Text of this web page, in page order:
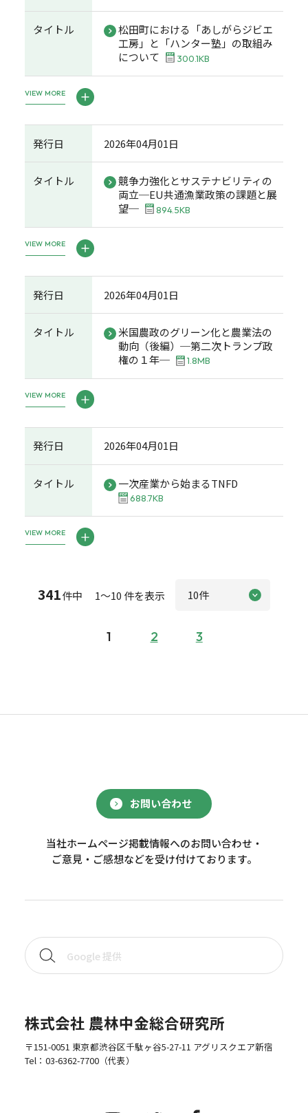
タイトル
松田町における「あしがらジビエ
工房」と「ハンター塾」の取組み
について
300.1KB
VIEW MORE
発行日 2026年04月01日
タイトル
競争力強化とサステナビリティの
両立─EU共通漁業政策の課題と展
望─
894.5KB
VIEW MORE
発行日 2026年04月01日
タイトル
米国農政のグリーン化と農業法の
動向（後編）─第二次トランプ政
権の１年─
1.8MB
VIEW MORE
発行日 2026年04月01日
タイトル 一次産業から始まるTNFD
688.7KB
VIEW MORE
341件中 1～10 件を表示
1 2 3
お問い合わせ
当社ホームページ掲載情報へのお問い合わせ・
ご意見・ご感想などを受け付けております。
株式会社 農林中金総合研究所
〒151-0051 東京都渋谷区千駄ヶ谷5-27-11 アグリスクエア新宿
Tel： 03-6362-7700（代表）